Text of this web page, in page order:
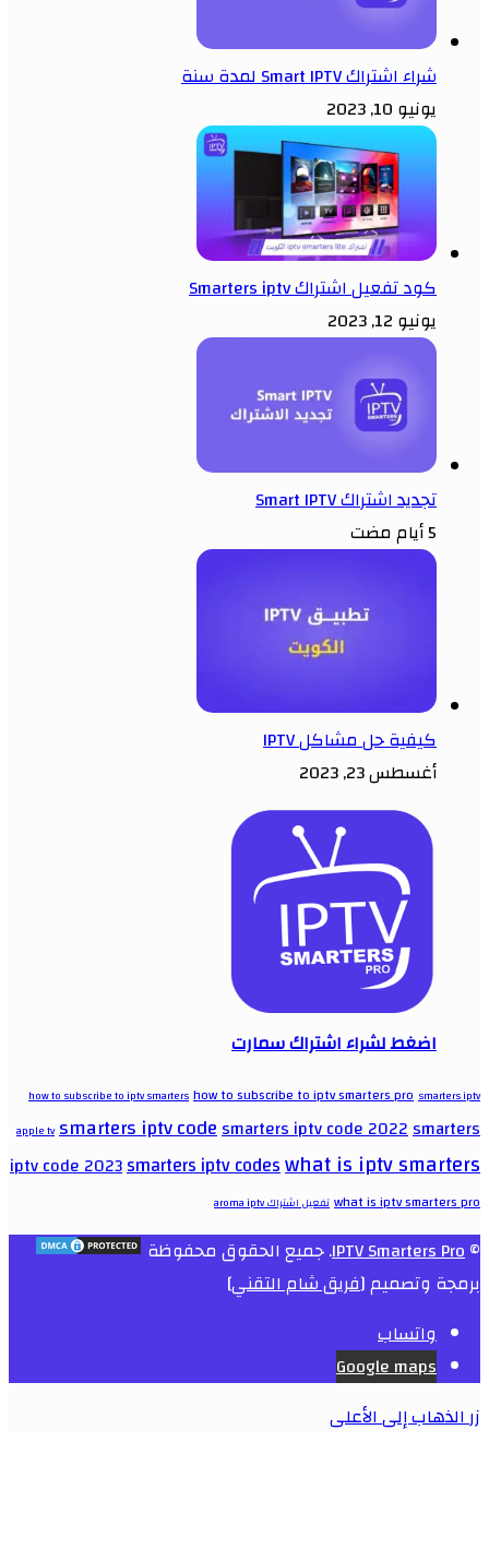
شراء اشتراك Smart IPTV لمدة سنة
يونيو 10, 2023
كود تفعيل اشتراك Smarters iptv
يونيو 12, 2023
تجديد اشتراك Smart IPTV
5 أيام مضت
كيفية حل مشاكل IPTV
أغسطس 23, 2023
اضغط لشراء اشتراك سمارت
how to subscribe to iptv smarters how to subscribe to iptv smarters pro smarters iptv
apple tv smarters iptv codesmarters iptv code 2022smarters
iptv code 2023smarters iptv codeswhat is iptv smarters
what is iptv smarters pro تفعيل اشتراك aroma iptv
©
IPTV Smarters Pro. جميع الحقوق محفوظة
برمجة وتصميم [فريق شام التقني]
واتساب
Google maps
زر الذهاب إلى الأعلى